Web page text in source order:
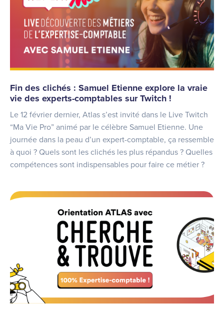
Fin des clichés : Samuel Etienne explore la vraie
vie des experts-comptables sur Twitch !
Le 12 février dernier, Atlas s’est invité dans le Live Twitch
“Ma Vie Pro” animé par le célèbre Samuel Etienne. Une
journée dans la peau d’un expert-comptable, ça ressemble
à quoi ? Quels sont les clichés les plus répandus ? Quelles
compétences sont indispensables pour faire ce métier ?